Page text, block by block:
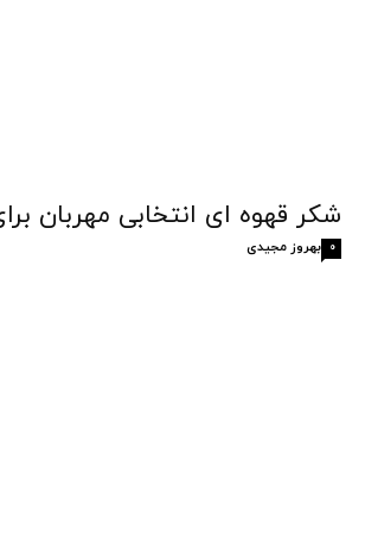
شکر قهوه‌ ای انتخابی مهربان
بهروز مجیدی 0